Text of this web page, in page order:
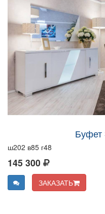
Буфет
ш202 в85 г48
145 300
ЗАКАЗАТЬ